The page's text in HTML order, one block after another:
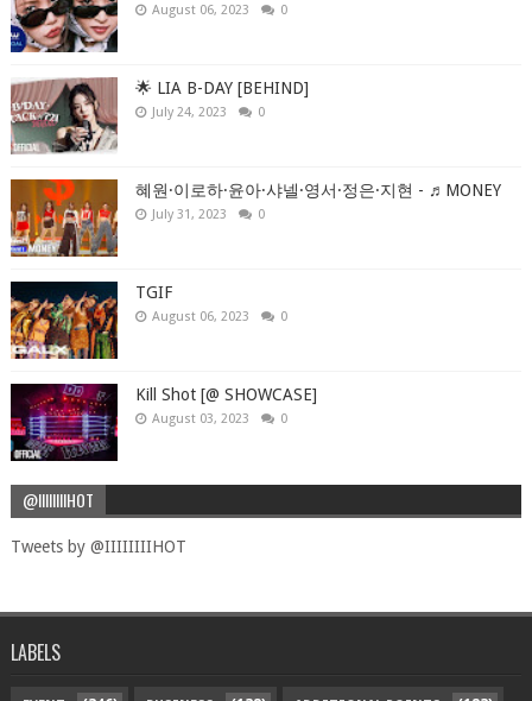
August 06, 2023 0
🌟 LIA B-DAY [BEHIND]
July 24, 2023 0
혜원·이로하·윤아·샤넬·영서·정은·지현 - ♬MONEY
July 31, 2023 0
TGIF
August 06, 2023 0
Kill Shot [@ SHOWCASE]
August 03, 2023 0
@IIIIIIIIHOT
Tweets by @IIIIIIIIHOT
LABELS